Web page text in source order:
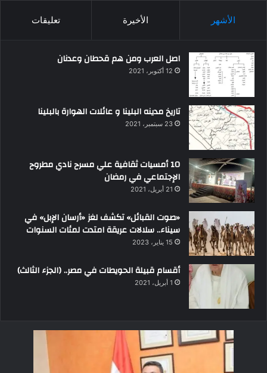
الأشهر الأخيرة تعليقات
اصل العرب ومن هم قحطان وعدنان
12 أكتوبر، 2021
تاريخ مدينه البلينا و عائلات الهوارة بالبلينا
23 سبتمبر، 2021
10 أمسيات ثقافية علي مسرح نادي مطروح
الإجتماعي في رمضان
21 أبريل، 2021
«صوت القبائل» تكشف لغز «أرسان الإبل» في
سيناء.. سلالات عريقة امتدت لمئات السنوات
15 يناير، 2023
أقسام قبيلة الحويطات في مصر.. (الجزء الثالث)
1 أبريل، 2021